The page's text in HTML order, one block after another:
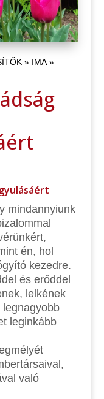
» IMA»
mindannyiunk
én, hol
kezedre.
és erőddel
lelkének
leginkább
való